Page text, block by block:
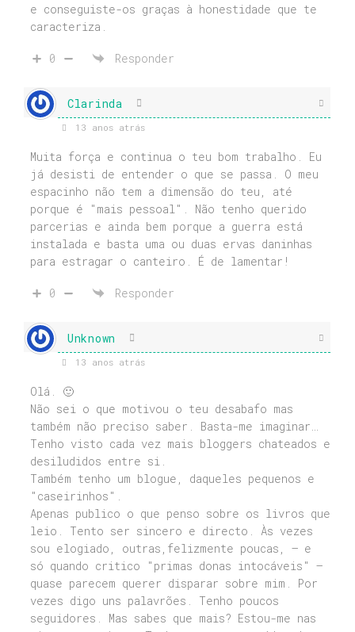
e conseguiste-os graças à honestidade que te
caracteriza.
0 Responder
Clarinda
13 anos atrás
Muita força e continua o teu bom trabalho. Eu
já desisti de entender o que se passa. O meu
espacinho não tem a dimensão do teu, até
porque é "mais pessoal". Não tenho querido
parcerias e ainda bem porque a guerra está
instalada e basta uma ou duas ervas daninhas
para estragar o canteiro. É de lamentar!
0 Responder
Unknown
13 anos atrás
Olá. 🙂
Não sei o que motivou o teu desabafo mas
também não preciso saber. Basta-me imaginar…
Tenho visto cada vez mais bloggers chateados e
desiludidos entre si.
Também tenho um blogue, daqueles pequenos e
"caseirinhos".
Apenas publico o que penso sobre os livros que
leio. Tento ser sincero e directo. Às vezes
sou elogiado, outras,felizmente poucas, – e
só quando critico "primas donas intocáveis" –
quase parecem querer disparar sobre mim. Por
vezes digo uns palavrões. Tenho poucos
seguidores. Mas sabes que mais? Estou-me nas